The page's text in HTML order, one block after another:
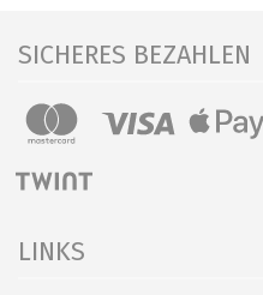
SICHERES BEZAHLEN
LINKS